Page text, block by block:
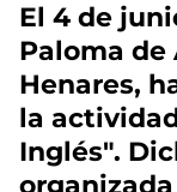
El 4 de
Paloma de
Henares,
la
Inglés".